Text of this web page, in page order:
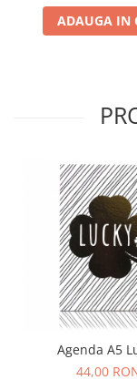
ADAUGA IN
Agenda A5
44,00